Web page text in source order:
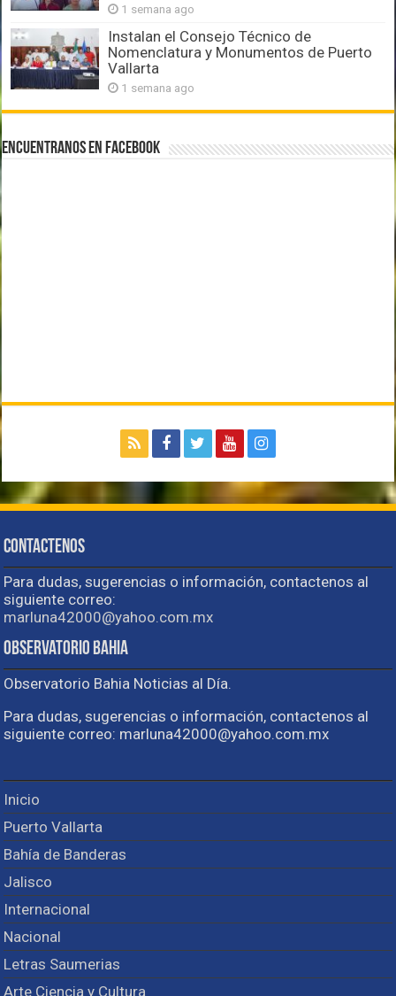
1 semana ago
Instalan el Consejo Técnico de
Nomenclatura y Monumentos de Puerto
Vallarta
1 semana ago
Encuentranos en Facebook
Contactenos
Para dudas, sugerencias o información, contactenos al
siguiente correo:
marluna42000@yahoo.com.mx
Observatorio Bahia
Observatorio Bahia Noticias al Día.
Para dudas, sugerencias o información, contactenos al
siguiente correo: marluna42000@yahoo.com.mx
Inicio
Puerto Vallarta
Bahía de Banderas
Jalisco
Internacional
Nacional
Letras Saumerias
Arte Ciencia y Cultura